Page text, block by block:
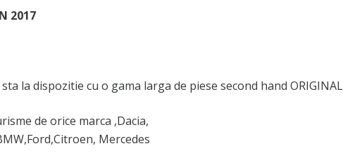
2017
la dispozitie cu o gama larga de piese second hand
de orice marca ,Dacia,
Mercedes